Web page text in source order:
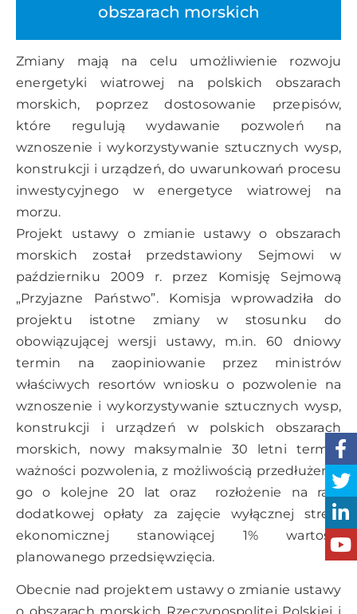
obszarach morskich
Zmiany mają na celu umożliwienie rozwoju
energetyki wiatrowej na polskich obszarach
morskich, poprzez dostosowanie przepisów,
które regulują wydawanie pozwoleń na
wznoszenie i wykorzystywanie sztucznych wysp,
konstrukcji i urządzeń, do uwarunkowań procesu
inwestycyjnego w energetyce wiatrowej na
morzu.
Projekt ustawy o zmianie ustawy o obszarach
morskich został przedstawiony Sejmowi w
październiku 2009 r. przez Komisję Sejmową
„Przyjazne Państwo”. Komisja wprowadziła do
projektu istotne zmiany w stosunku do
obowiązującej wersji ustawy, m.in. 60 dniowy
termin na zaopiniowanie przez ministrów
właściwych resortów wniosku o pozwolenie na
wznoszenie i wykorzystywanie sztucznych wysp,
konstrukcji i urządzeń w polskich obszarach
morskich, nowy maksymalnie 30 letni termin
ważności pozwolenia, z możliwością przedłużenia
go o kolejne 20 lat oraz rozłożenie na raty
dodatkowej opłaty za zajęcie wyłącznej strefy
ekonomicznej stanowiącej 1% wartości
planowanego przedsięwzięcia.
Obecnie nad projektem ustawy o zmianie ustawy
o obszarach morskich Rzeczypospolitej Polskiej i